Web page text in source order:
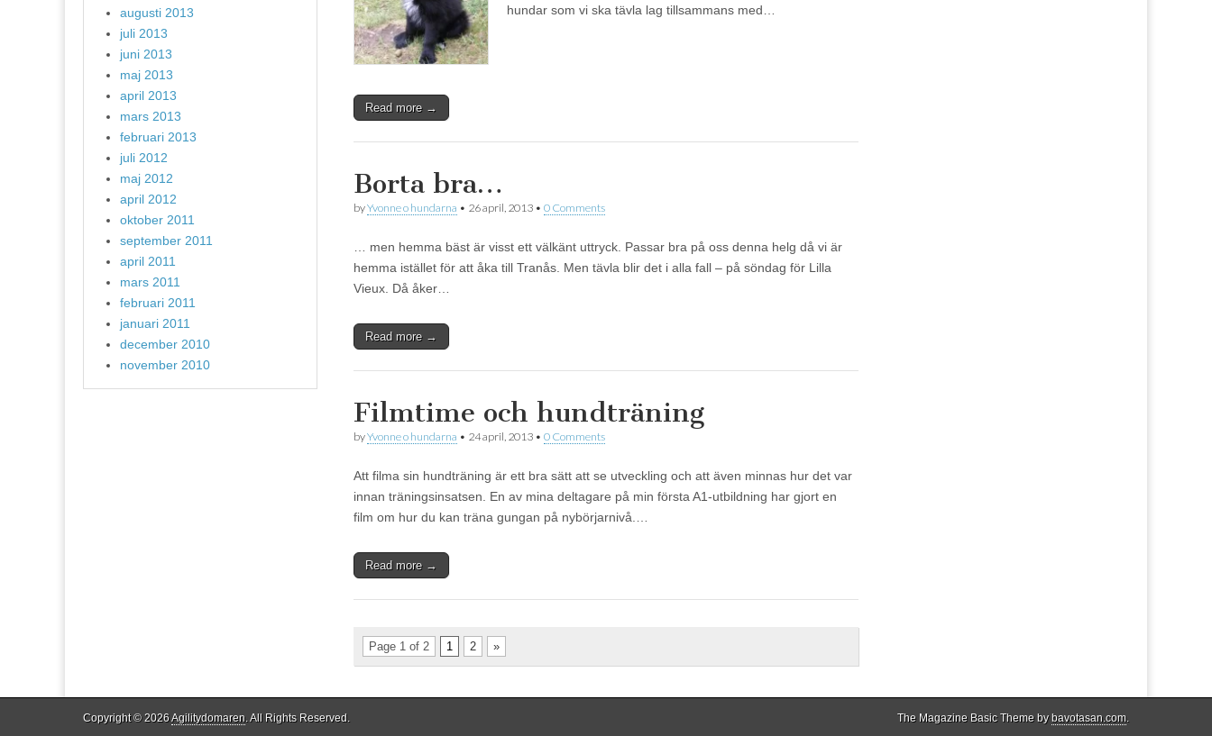
hundar som vi ska tävla lag tillsammans med…
Read more →
Borta bra…
byYvonne o hundarna • 26 april, 2013 • 0 Comments
… men hemma bäst är visst ett välkänt uttryck. Passar bra på oss denna helg då vi är
hemma istället för att åka till Tranås. Men tävla blir det i alla fall – på söndag för Lilla
Vieux. Då åker…
Read more →
Filmtime och hundträning
byYvonne o hundarna • 24 april, 2013 • 0 Comments
Att filma sin hundträning är ett bra sätt att se utveckling och att även minnas hur det var
innan träningsinsatsen. En av mina deltagare på min första A1-utbildning har gjort en
film om hur du kan träna gungan på nybörjarnivå.…
Read more →
Page 1 of 2 1 2 »
augusti 2013
juli 2013
juni 2013
maj 2013
april 2013
mars 2013
februari 2013
juli 2012
maj 2012
april 2012
oktober 2011
september 2011
april 2011
mars 2011
februari 2011
januari 2011
december 2010
november 2010
Copyright © 2026Agilitydomaren. All Rights Reserved. The Magazine Basic Theme bybavotasan.com.